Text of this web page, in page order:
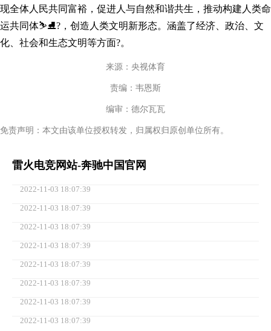
现全体人民共同富裕，促进人与自然和谐共生，推动构建人类命
运共同体⛷⛸?，创造人类文明新形态。涵盖了经济、政治、文
化、社会和生态文明等方面?。
来源：央视体育
责编：韦恩斯
编审：德尔瓦瓦
免责声明：本文由该单位授权转发，归属权归原创单位所有。
雷火电竞网站-奔驰中国官网
2022-11-03 18:07:39
2022-11-03 18:07:39
2022-11-03 18:07:39
2022-11-03 18:07:39
2022-11-03 18:07:39
2022-11-03 18:07:39
2022-11-03 18:07:39
2022-11-03 18:07:39